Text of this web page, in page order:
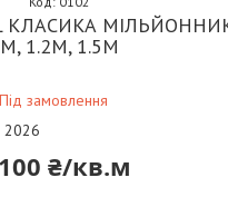
КЛАСИКА
1.2М, 1.5М
Під замовлення
2026
₴/кв.м